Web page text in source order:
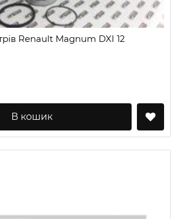
Renault Magnum DXI 12
В кошик